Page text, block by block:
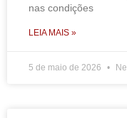
nas condições
LEIA MAIS »
5 de maio de 2026